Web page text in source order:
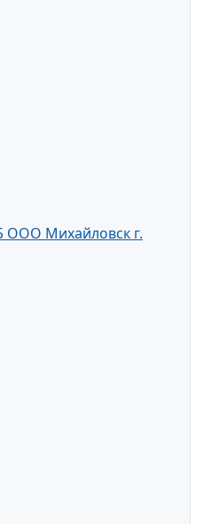
ООО Михайловск г.